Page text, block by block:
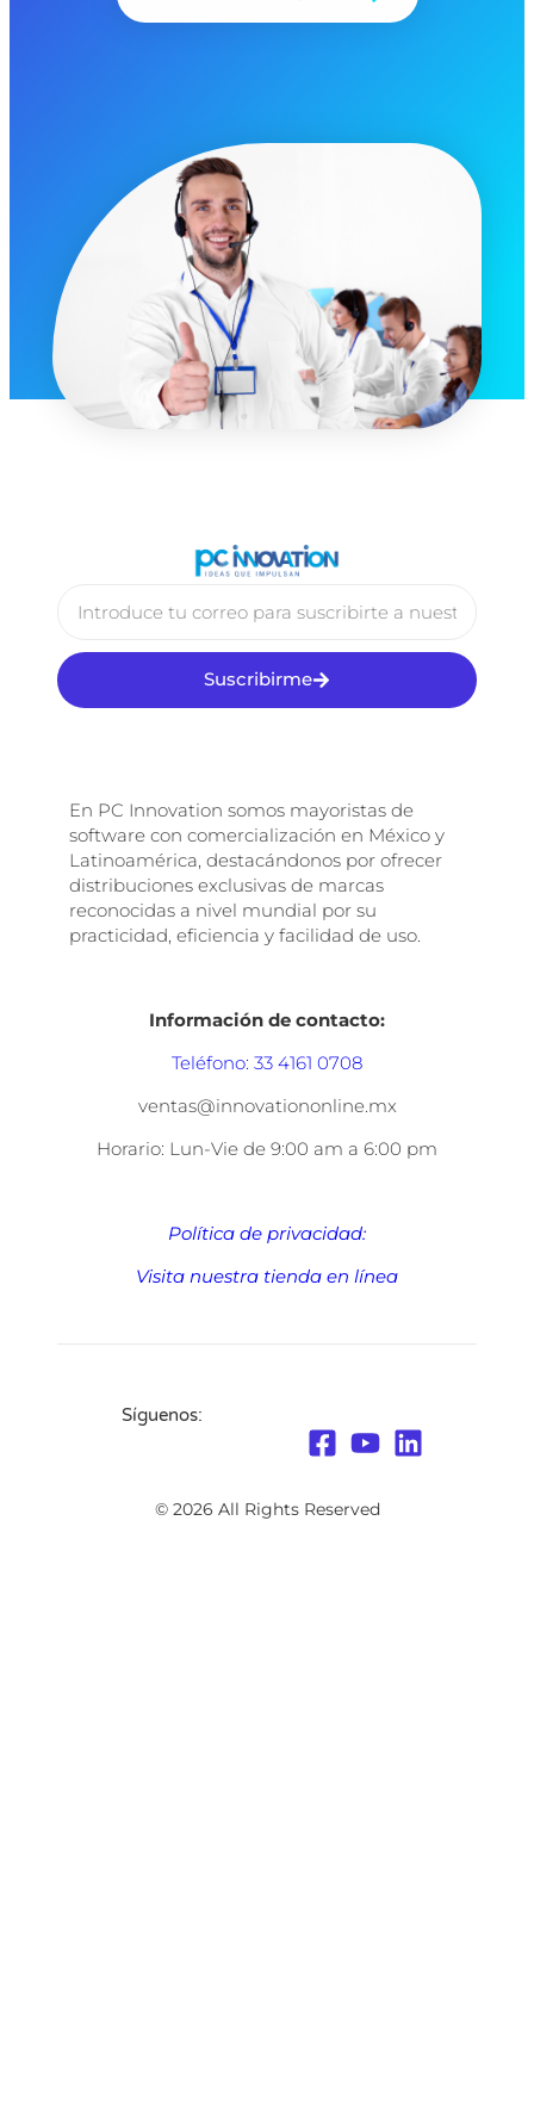
Suscribirme
En PC Innovation somos mayoristas de
software con comercialización en México y
Latinoamérica, destacándonos por ofrecer
distribuciones exclusivas de marcas
reconocidas a nivel mundial por su
practicidad, eficiencia y facilidad de uso.
Información de contacto:
Teléfono: 33 4161 0708
ventas@innovationonline.mx
Horario: Lun-Vie de 9:00 am a 6:00 pm
Política de privacidad:
Visita nuestra tienda en línea
Síguenos:
© 2026 All Rights Reserved